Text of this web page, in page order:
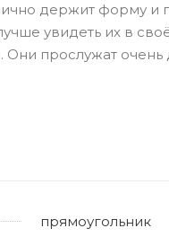
держит форму и
увидеть их в
прослужат очень
прямоугольник